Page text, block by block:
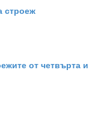
строеж
от четвърта и